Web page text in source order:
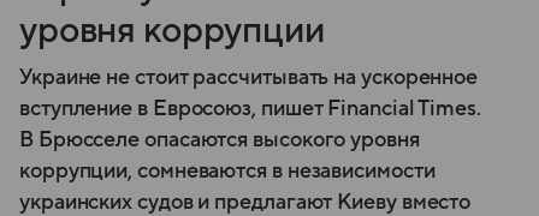
уровня коррупции
Украине не стоит рассчитывать на ускоренное
вступление в Евросоюз, пишет Financial Times.
В Брюсселе опасаются высокого уровня
коррупции, сомневаются в независимости
украинских судов и предлагают Киеву вместо